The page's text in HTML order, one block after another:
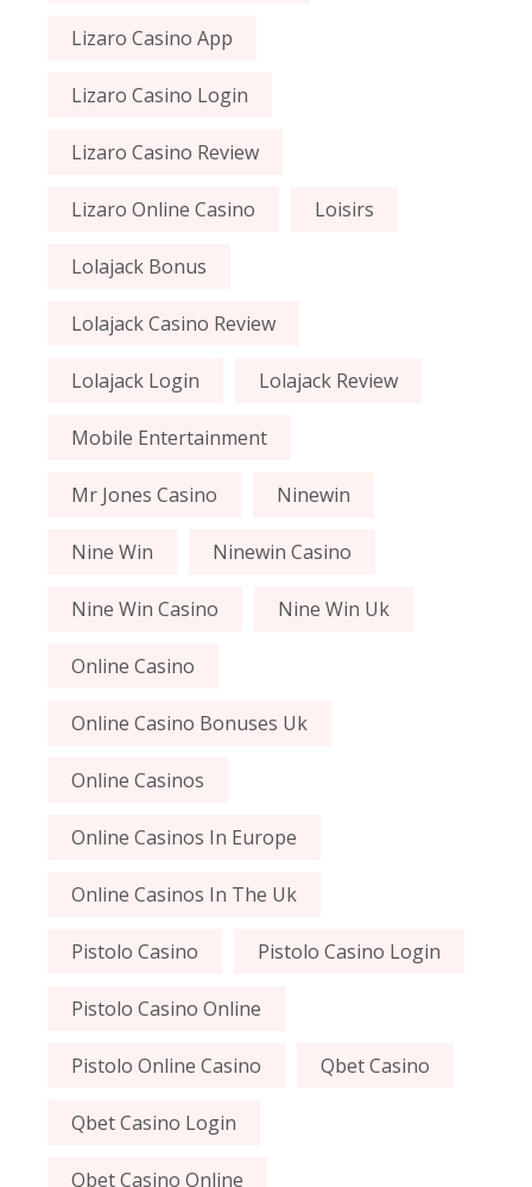
Lizaro Casino App
Lizaro Casino Login
Lizaro Casino Review
Lizaro Online Casino Loisirs
Lolajack Bonus
Lolajack Casino Review
Lolajack Login Lolajack Review
Mobile Entertainment
Mr Jones Casino Ninewin
Nine Win Ninewin Casino
Nine Win Casino Nine Win Uk
Online Casino
Online Casino Bonuses Uk
Online Casinos
Online Casinos In Europe
Online Casinos In The Uk
Pistolo Casino Pistolo Casino Login
Pistolo Casino Online
Pistolo Online Casino Qbet Casino
Qbet Casino Login
Qbet Casino Online